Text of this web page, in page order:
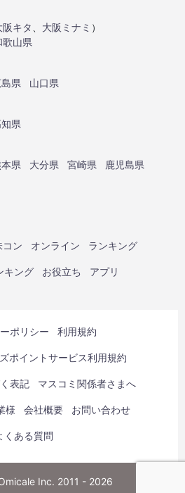
阪キタ 大阪ミナミ ）
歌山県
県
山口県
県
県 大分県 宮崎県
鹿児島県
コン オンライン ランキング
キング お役立ち アプリ
ポリシー 利用規約
ポイントサービス利用規約
表記 マスコミ関係者さまへ
様 会社概要 お問い合わせ
くある質問
Inc. 2011 - 2026